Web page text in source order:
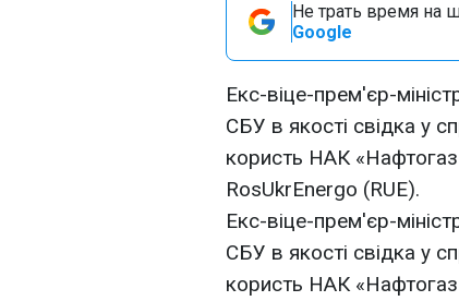
Не трать время на
Google
Екс-віце-прем'єр-
СБУ в якості свідка у
користь НАК «Нафтогаз
RosUkrEnergo (RUE).
Екс-віце-прем'єр-
СБУ в якості свідка у
користь НАК «Нафтогаз